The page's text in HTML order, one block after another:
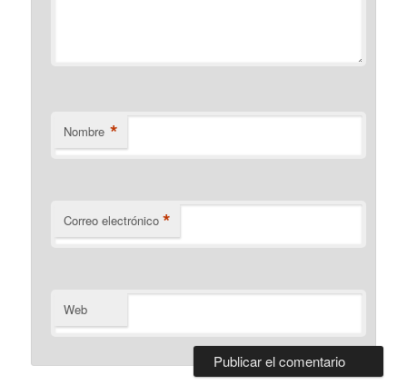
Nombre *
Correo electrónico *
Web